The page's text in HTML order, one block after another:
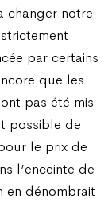
changer notre
par certains
que les
pas été mis
possible de
le prix de
l’enceinte de
en dénombrait